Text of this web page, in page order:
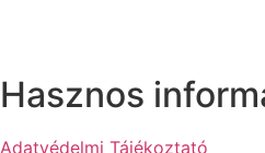
Hasznos
Adatvédelmi Tájékoztató